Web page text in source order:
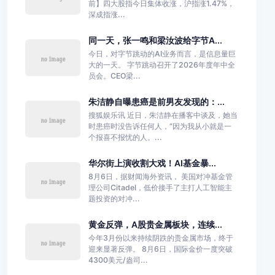
前】四大股指今日集体收涨，沪指涨1.47%，
深成指涨...
同一天，张一鸣和梁汝波给字节A...
今日，对字节跳动的AI业务而言，是信息量巨
大的一天。 字节跳动召开了2026年度年中全
员会。CEO梁...
朱洁静自曝患癌是前男友发现的：...
搜狐娱乐讯 近日，朱洁静在播客中谈及，她当
时患癌时没告诉任何人，“因为我从小就是一
个报喜不报忧的人。...
华尔街上演收割大戏！AI基金暴...
8月6日，据财闻海外资讯， 美国对冲基金管
理公司Citadel，低价接手了主打人工智能主
题投资的对冲...
黄金反弹，A股贵金属板块，连续...
今年3月份以来持续阴跌的贵金属市场，终于
迎来显著反弹。 8月6日，国际金价一度突破
4300美元/盎司...